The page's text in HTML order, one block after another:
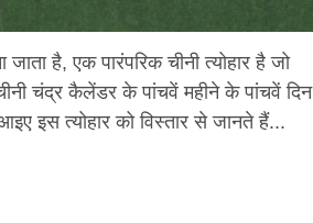
है, एक पारंपरिक चीनी त्योहार है जो
चंद्र कैलेंडर के पांचवें महीने के पांचवें दिन
इस त्योहार को विस्तार से जानते हैं...